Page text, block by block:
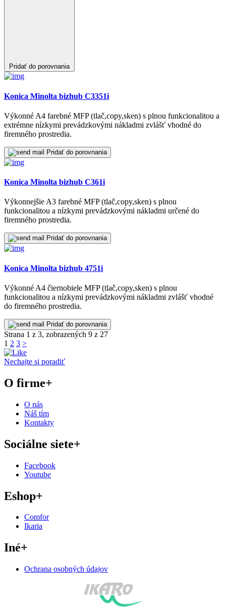
Konica Minolta bizhub 4751i
Výkonné A4 čiernobiele MFP (tlač,copy,sken) s plnou
funkcionalitou a nízkymi prevádzkovými nákladmi zvlášť vhodné
do firemného prostredia.
Pridať do porovnania
Strana 1 z 3, zobrazených 9 z 27
1 2 3 >
Nechajte si poradiť
O firme+
Náš tím
Kontakty
Sociálne siete+
Facebook
Youtube
Eshop+
Comfor
Ikaria
Produkty
NavrhloPromiseo
Na našich stránkach používame cookies, ktoré vám poskytnú
najlepšie zážitky. Viac informácií o tom, ktoré cookies používame,
Súhlasím